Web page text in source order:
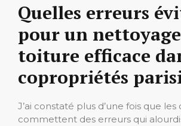
Quelles erreurs
pour un
toiture efficace
copropriétés
J’ai constaté plus d’une fois que
commettent des erreurs qui